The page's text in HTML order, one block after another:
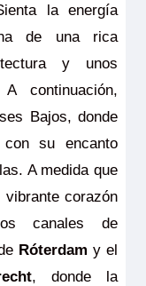
la energía
de una rica
y unos
continuación,
Bajos, donde
su encanto
A medida que
corazón
canales de
Róterdam y el
, donde la